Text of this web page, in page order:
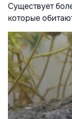
Существует
которые